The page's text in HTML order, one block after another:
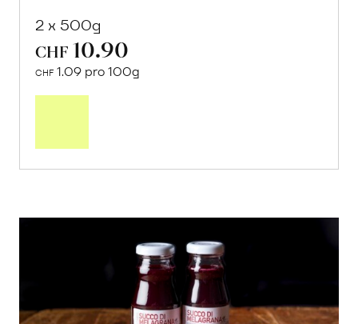
2 x 500g
CHF 10.90
CHF 1.09 pro 100g